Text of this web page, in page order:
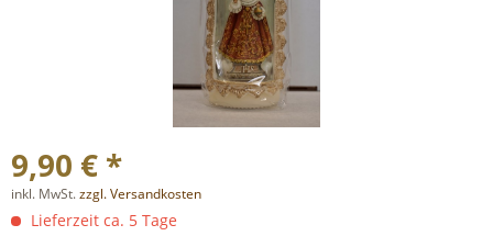
9,90 € *
inkl. MwSt.zzgl. Versandkosten
Lieferzeit ca. 5 Tage